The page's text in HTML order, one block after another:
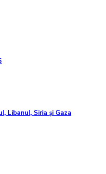
Libanul, Siria și Gaza